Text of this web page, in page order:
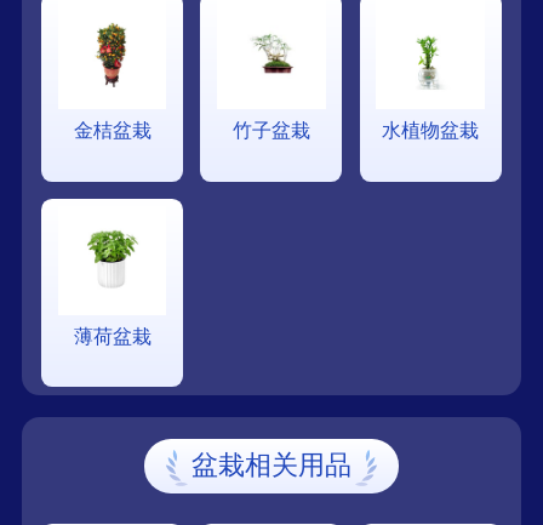
金桔盆栽 竹子盆栽 水植物盆栽
薄荷盆栽
盆栽相关用品